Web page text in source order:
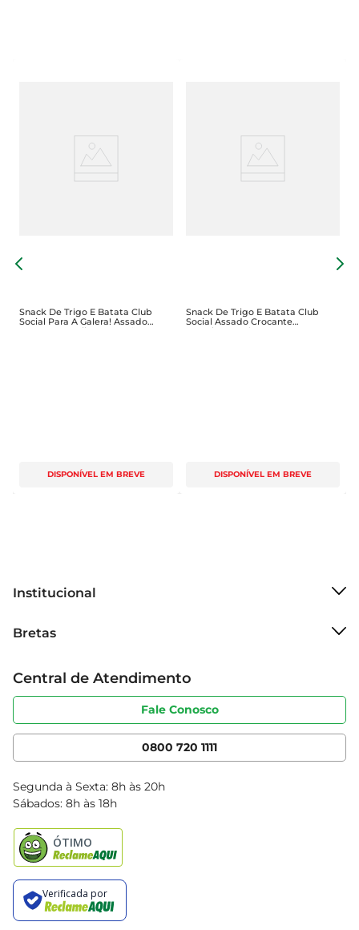
Snack De Trigo E Batata Club
Social Para A Galera! Assado
Crocante Queijo Parmesão 115g
DISPONÍVEL EM BREVE
Snack De Trigo E Batata Club
Social Assado Crocante
American Barbecue6 8g
DISPONÍVEL EM BREVE
Institucional
Grupo Cencosud
Sobre privacidade
Portal do fornecedor
Cencosud Media
Bretas
Produtos Bretas
Código de ética
Serviços
Clube Bretas
Blog Bretas
Black Friday
Central de Atendimento
Fale Conosco
0800 720 1111
Segunda à Sexta: 8h às 20h
Sábados: 8h às 18h